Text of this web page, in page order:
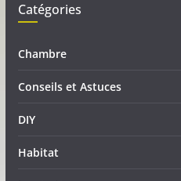
Catégories
Chambre
Conseils et Astuces
DIY
Habitat